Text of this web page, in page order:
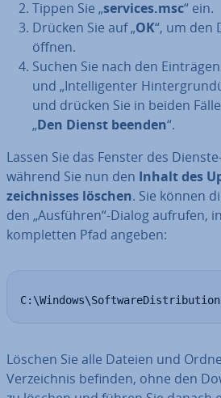
Tippen Sie „services.msc“ ein.
Drücken Sie auf „OK“, um den
öffnen.
Suchen Sie nach den
und „In­tel­li­gen­ter
und drücken Sie in beiden
„Den Dienst beenden“.
Lassen Sie das Fenster des
während Sie nun den Inhalt des
zeich­nis­ses löschen. Sie können
den „Ausführen“-Dialog aufrufen,
kom­plet­ten Pfad angeben:
Löschen Sie alle Dateien und
Ver­zeich­nis befinden, ohne den